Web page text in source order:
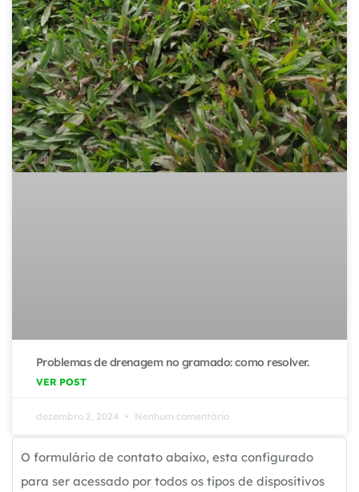
Problemas de drenagem no gramado: como resolver.
VER POST
dezembro 2, 2024 Nenhum comentário
O formulário de contato abaixo, esta configurado
para ser acessado por todos os tipos de dispositivos